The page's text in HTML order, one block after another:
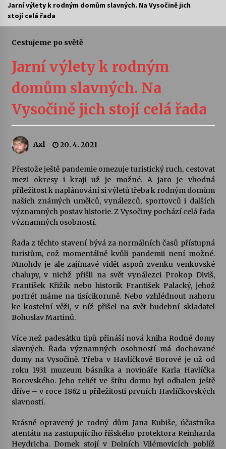
4. 8. 2026
Vernisáž výstavy Josefíny Duškové: Stávám se
kapkou
30. 7. 2026
Veselí muzikanti
30. 7. 2026
šedesátka: 28. 7.–1. 8. 2026
28. 7. 2026
Letní koncerty ve Stromovce: Kolchoz a
Jenakaši
28. 7. 2026
Votavžatský ploty
23. 7. 2026
Letní koncerty ve Stromovce: Rufus Miller
22. 7. 2026
Vysočinka
17. 7. 2026
Ozvěny prázdnin
Za kulturou kousek za Humpolec. V Želivě ožije
odkaz Josefa Čapka
Jarní výlety k rodným domům slavných. Na Vysočině jich
stojí celá řada
Cestujeme po světě
Jarní výlety k rodným
domům slavných. Na
Vysočině jich stojí celá řada
Axl 20. 4. 2021
Přestože ještě pandemie omezuje turistický ruch, cestovat
mezi okresy i kraji už je možné. A jaro je vhodná
příležitost k naplánování si výletů třeba k rodným domům
našich známých umělců, vynálezců, sportovců i dalších
významných postav historie. Z Vysočiny pochází celá řada
významných osobností.
Řada z těchto stavení bývá za normálních časů přístupná
turistům, což momentálně kvůli pandemii není možné.
Mnohdy je ale zajímavé vidět aspoň zvenku venkovské
chalupy, v nichž přišli na svět vynálezci Prokop Diviš,
František Křižík nebo historik František Palacký, jehož
portrét máme na tisícikoruně. Nebo vzhlédnout nahoru
ke kostelní věži, v níž přišel na svět hudební skladatel
Bohuslav Martinů.
Více než padesátku tipů přináší nová kniha Rodné domy
slavných. Řada významných osobností má dochované
domy na Vysočině. Třeba v Havlíčkově Borové je už od
roku 1931 muzeum básníka a novináře Karla Havlíčka
Borovského. Jeho reliéf ve štítu domu byl odhalen ještě
dříve – v roce 1862 u příležitosti prvních Havlíčkovských
slavností.
Krásně opravený je rodný dům Jana Kubiše, účastníka
atentátu na zastupujícího říšského protektora Reinharda
Heydricha. Domek stojí v Dolních Vilémovicích poblíž